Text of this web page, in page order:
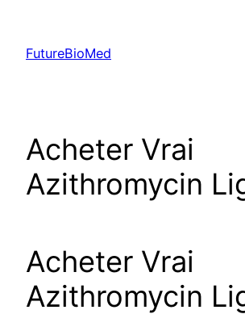
content
FutureBioMed
Acheter Vrai
Azithromycin
Acheter Vrai
Azithromycin